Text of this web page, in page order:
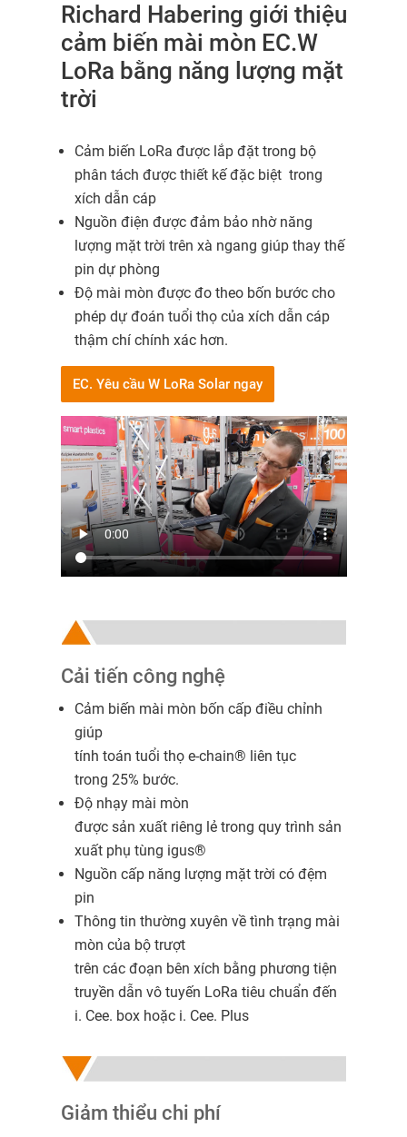
Richard Habering giới thiệu
cảm biến mài mòn EC.W
LoRa bằng năng lượng mặt
trời
Cảm biến LoRa được lắp đặt trong bộ
phân tách được thiết kế đặc biệt trong
xích dẫn cáp
Nguồn điện được đảm bảo nhờ năng
lượng mặt trời trên xà ngang giúp thay thế
pin dự phòng
Độ mài mòn được đo theo bốn bước cho
phép dự đoán tuổi thọ của xích dẫn cáp
thậm chí chính xác hơn.
EC. Yêu cầu W LoRa Solar ngay
Cải tiến công nghệ
Cảm biến mài mòn bốn cấp điều chỉnh
giúp
tính toán tuổi thọ e-chain® liên tục
trong 25% bước.
Độ nhạy mài mòn
được sản xuất riêng lẻ trong quy trình sản
xuất phụ tùng igus®
Nguồn cấp năng lượng mặt trời có đệm
pin
Thông tin thường xuyên về tình trạng mài
mòn của bộ trượt
trên các đoạn bên xích bằng phương tiện
truyền dẫn vô tuyến LoRa tiêu chuẩn đến
i. Cee. box hoặc i. Cee. Plus
Giảm thiểu chi phí